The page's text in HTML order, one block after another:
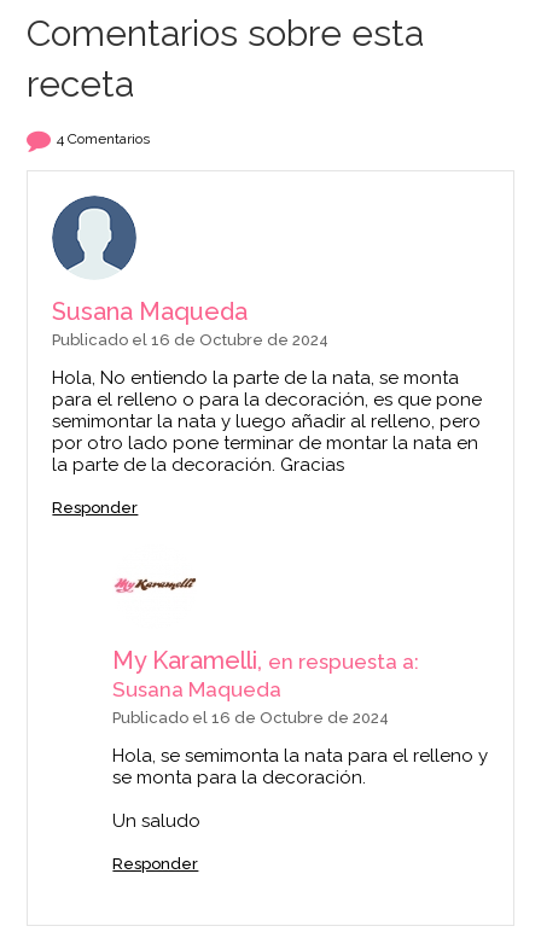
Comentarios sobre esta
receta
4 Comentarios
Susana Maqueda
Publicado el 16 de Octubre de 2024
Hola, No entiendo la parte de la nata, se monta
para el relleno o para la decoración, es que pone
semimontar la nata y luego añadir al relleno, pero
por otro lado pone terminar de montar la nata en
la parte de la decoración. Gracias
Responder
My Karamelli, en respuesta a:
Susana Maqueda
Publicado el 16 de Octubre de 2024
Hola, se semimonta la nata para el relleno y
se monta para la decoración.
Un saludo
Responder